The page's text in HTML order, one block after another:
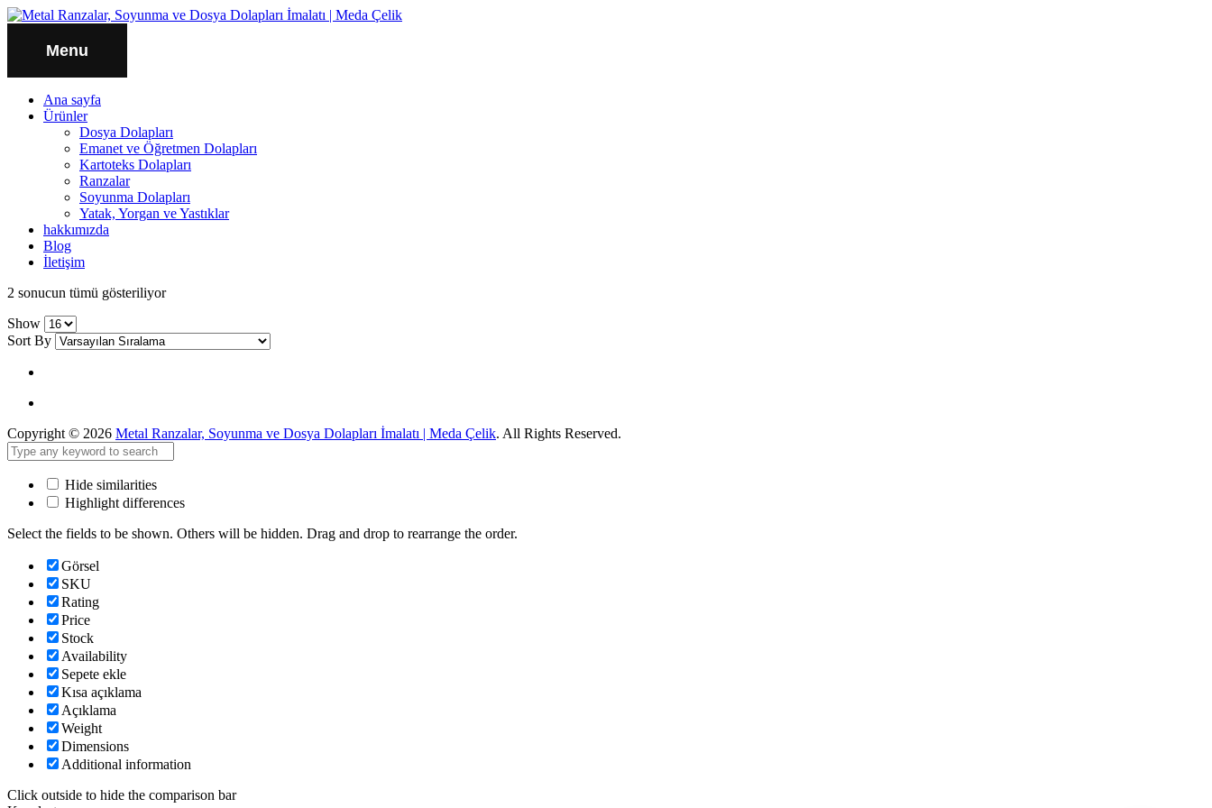
Menu
Ana sayfa
Ürünler
Dosya Dolapları
Emanet ve Öğretmen Dolapları
Kartoteks Dolapları
Ranzalar
Soyunma Dolapları
Yatak, Yorgan ve Yastıklar
hakkımızda
Blog
İletişim
2 sonucun tümü gösteriliyor
Show
Sort By
Copyright © 2026 Metal Ranzalar, Soyunma ve Dosya Dolapları İmalatı | Meda Çelik. All Rights Reserved.
Hide similarities
Highlight differences
Select the fields to be shown. Others will be hidden. Drag and drop to rearrange the order.
Görsel
SKU
Rating
Price
Stock
Availability
Sepete ekle
Kısa açıklama
Açıklama
Weight
Dimensions
Additional information
Click outside to hide the comparison bar